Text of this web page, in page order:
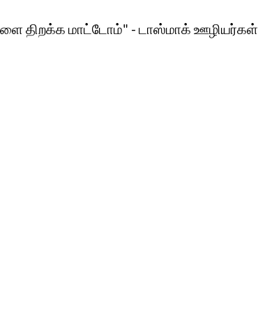
திறக்க மாட்டோம்" - டாஸ்மாக் ஊழியர்கள்